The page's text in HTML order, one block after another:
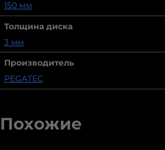
150 мм
Толщина диска
3 мм
Производитель
PEGATEC
Похожие